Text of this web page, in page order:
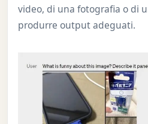
video, di una fotografia o di
produrre output adeguati.